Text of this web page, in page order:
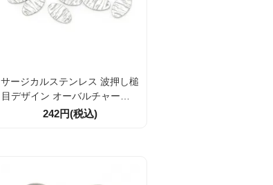
サージカルステンレス 波押し槌
目デザイン オーバルチャーム 1
3×8mm｜ピアス・ネックレス
242円(税込)